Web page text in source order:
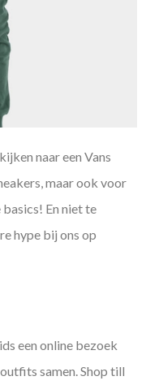
naar een Vans
maar ook voor
En niet te
hype bij ons op
een online bezoek
samen. Shop till